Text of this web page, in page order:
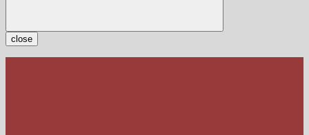
close